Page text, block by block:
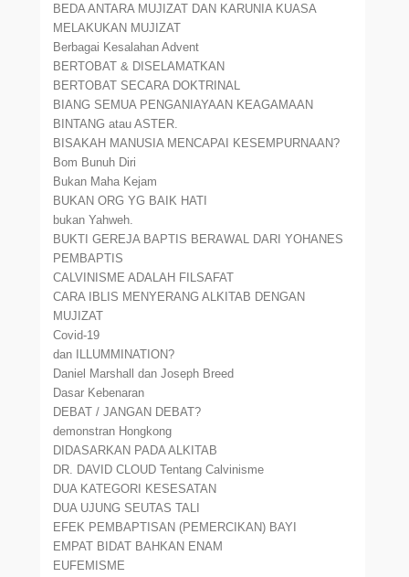
BEDA ANTARA MUJIZAT DAN KARUNIA KUASA
MELAKUKAN MUJIZAT
Berbagai Kesalahan Advent
BERTOBAT & DISELAMATKAN
BERTOBAT SECARA DOKTRINAL
BIANG SEMUA PENGANIAYAAN KEAGAMAAN
BINTANG atau ASTER.
BISAKAH MANUSIA MENCAPAI KESEMPURNAAN?
Bom Bunuh Diri
Bukan Maha Kejam
BUKAN ORG YG BAIK HATI
bukan Yahweh.
BUKTI GEREJA BAPTIS BERAWAL DARI YOHANES
PEMBAPTIS
CALVINISME ADALAH FILSAFAT
CARA IBLIS MENYERANG ALKITAB DENGAN
MUJIZAT
Covid-19
dan ILLUMMINATION?
Daniel Marshall dan Joseph Breed
Dasar Kebenaran
DEBAT / JANGAN DEBAT?
demonstran Hongkong
DIDASARKAN PADA ALKITAB
DR. DAVID CLOUD Tentang Calvinisme
DUA KATEGORI KESESATAN
DUA UJUNG SEUTAS TALI
EFEK PEMBAPTISAN (PEMERCIKAN) BAYI
EMPAT BIDAT BAHKAN ENAM
EUFEMISME